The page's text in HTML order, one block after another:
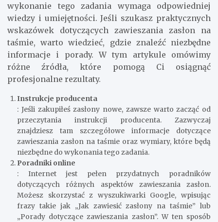
wykonanie tego zadania wymaga odpowiedniej
wiedzy i umiejętności. Jeśli szukasz praktycznych
wskazówek dotyczących zawieszania zasłon na
taśmie, warto wiedzieć, gdzie znaleźć niezbędne
informacje i porady. W tym artykule omówimy
różne źródła, które pomogą Ci osiągnąć
profesjonalne rezultaty.
Instrukcje producenta
: Jeśli zakupiłeś zasłony nowe, zawsze warto zacząć od
przeczytania instrukcji producenta. Zazwyczaj
znajdziesz tam szczegółowe informacje dotyczące
zawieszania zasłon na taśmie oraz wymiary, które będą
niezbędne do wykonania tego zadania.
Poradniki online
: Internet jest pełen przydatnych poradników
dotyczących różnych aspektów zawieszania zasłon.
Możesz skorzystać z wyszukiwarki Google, wpisując
frazy takie jak „Jak zawiesić zasłony na taśmie” lub
„Porady dotyczące zawieszania zasłon”. W ten sposób